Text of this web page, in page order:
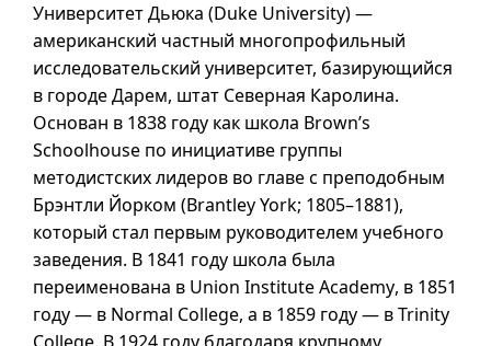
Университет Дьюка (Duke University) —
американский частный многопрофильный
исследовательский университет, базирующийся
в городе Дарем, штат Северная Каролина.
Основан в 1838 году как школа Brown’s
Schoolhouse по инициативе группы
методистских лидеров во главе с преподобным
Брэнтли Йорком (Brantley York; 1805–1881),
который стал первым руководителем учебного
заведения. В 1841 году школа была
переименована в Union Institute Academy, в 1851
году — в Normal College, а в 1859 году — вTrinity